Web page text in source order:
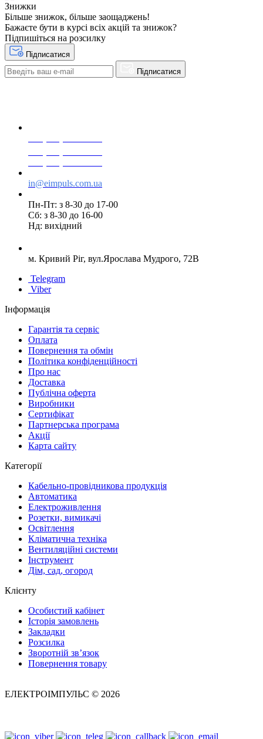
Знижки
Більше знижок, більше заощаджень!
Бажаєте бути в курсі всіх акцій та знижок?
Підпишіться на розсилку
Підписатися
Підписатися
in@eimpuls.com.ua
Пн-Пт: з 8-30 до 17-00
Сб: з 8-30 до 16-00
Нд: вихідний
м. Кривий Ріг, вул.Ярослава Мудрого, 72В
Telegram
Viber
Інформація
Гарантія та сервіс
Оплата
Повернення та обмін
Політика конфіденційності
Про нас
Доставка
Публічна оферта
Виробники
Сертифікат
Партнерська програма
Акції
Карта сайту
Категорії
Кабельно-провідникова продукція
Автоматика
Електроживлення
Розетки, вимикачі
Освітлення
Кліматична техніка
Вентиляційні системи
Інструмент
Дім, сад, огород
Клієнту
Особистий кабінет
Історія замовлень
Закладки
Розсилка
Зворотній зв’язок
Повернення товару
ЕЛЕКТРОІМПУЛЬС © 2026